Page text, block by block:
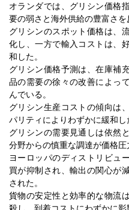
オランダでは、グリシン価格
要の弱さと海外供給の豊富さを
グリシンのスポット価格は、
化し、一方で輸入コストは、
和した。
グリシン価格予測は、在庫補
品の需要の徐々の改善によっ
んでいる。
グリシン生産コストの傾向は
パリティによりわずかに緩和し
グリシンの需要見通しは依然
分野からの慎重な調達が価格圧
ヨーロッパのディストリビュ
買が抑制され、輸出の関心が
された。
貨物の安定性と効率的な物流
殺し、到着コストにわずかに影